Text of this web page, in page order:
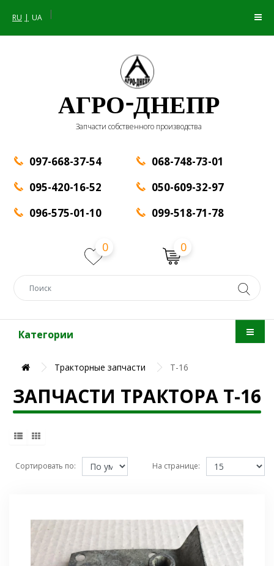
RU UA |
АГРО-ДНЕПР
Запчасти собственного производства
097-668-37-54
095-420-16-52
096-575-01-10
068-748-73-01
050-609-32-97
099-518-71-78
0 0
Категории
Тракторные запчасти Т-16
ЗАПЧАСТИ ТРАКТОРА Т-16
Сортировать по: На странице: